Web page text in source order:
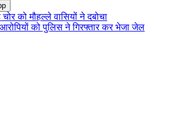
को मौहल्ले वासियों ने दबोचा
को पुलिस ने गिरफ्तार कर भेजा जेल